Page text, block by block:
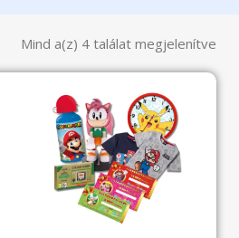
Mind a(z) 4 találat megjelenítve